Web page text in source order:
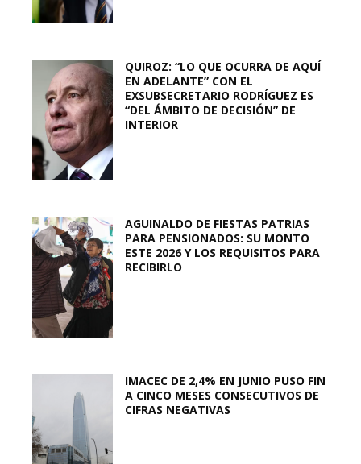
QUIROZ: “LO QUE OCURRA DE AQUÍ
EN ADELANTE” CON EL
EXSUBSECRETARIO RODRÍGUEZ ES
“DEL ÁMBITO DE DECISIÓN” DE
INTERIOR
AGUINALDO DE FIESTAS PATRIAS
PARA PENSIONADOS: SU MONTO
ESTE 2026 Y LOS REQUISITOS PARA
RECIBIRLO
IMACEC DE 2,4% EN JUNIO PUSO FIN
A CINCO MESES CONSECUTIVOS DE
CIFRAS NEGATIVAS